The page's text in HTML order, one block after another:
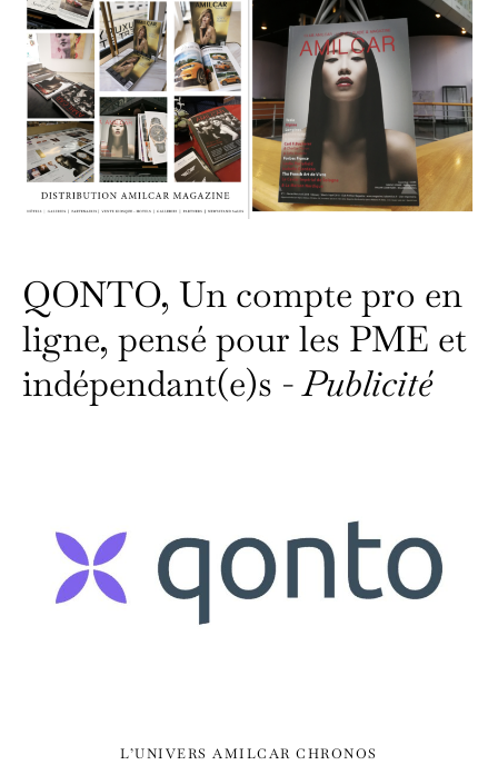
QONTO, Un compte pro en
ligne, pensé pour les PME et
indépendant(e)s -Publicité
L’UNIVERS AMILCAR CHRONOS